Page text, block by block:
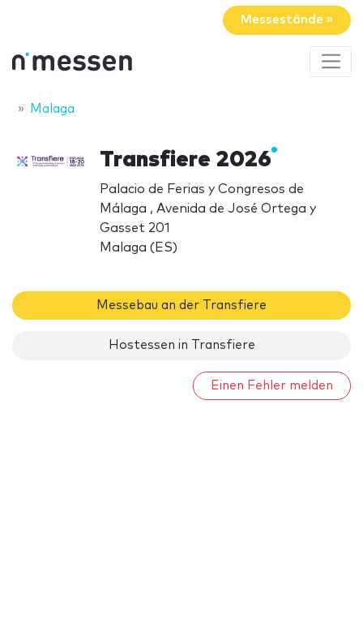
Messestände »
Malaga
Transfiere 2026
Palacio de Ferias y Congresos de
Málaga , Avenida de José Ortega y
Gasset 201
Malaga (ES)
Messebau an der Transfiere
Hostessen in Transfiere
Einen Fehler melden